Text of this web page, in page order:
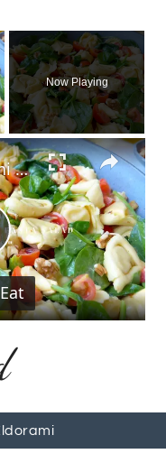
Now Playing
×
Cheese Tortelloni Pasta Salad